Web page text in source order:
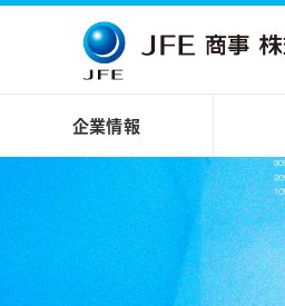
企業情報